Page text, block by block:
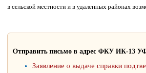
в сельской местности и в удаленных районах
Отправить письмо в адрес ФКУ ИК-13
Заявление о выдаче справки